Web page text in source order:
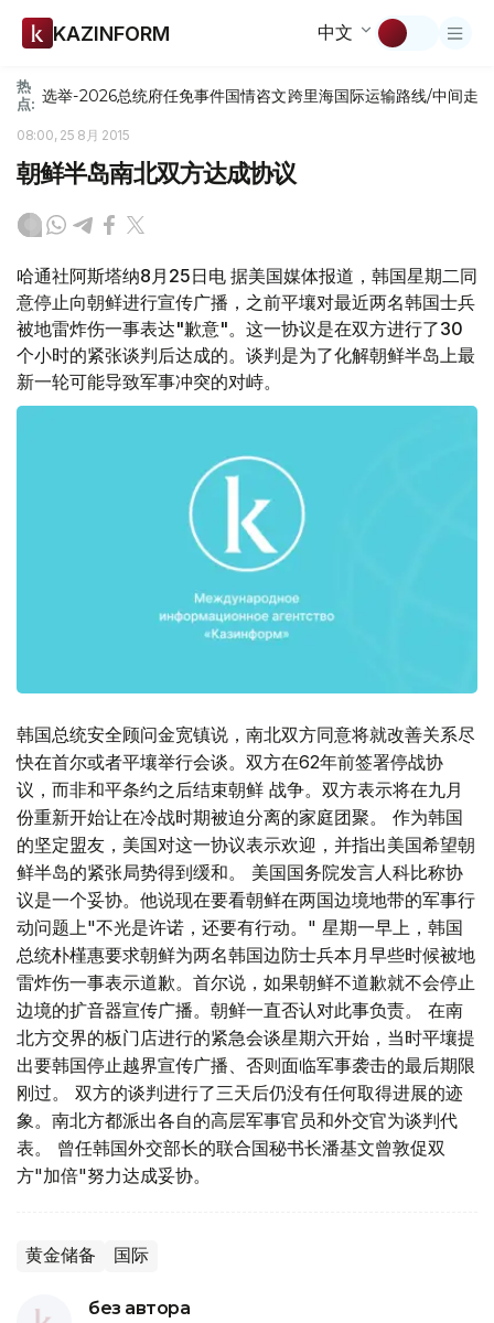
KAZINFORM 中文
热
点: 选举-2026总统府任免事件国情咨文跨里海国际运输路线/中间走廊
08:00, 25 8月 2015
朝鲜半岛南北双方达成协议
哈通社阿斯塔纳8月25日电 据美国媒体报道，韩国星期二同
意停止向朝鲜进行宣传广播，之前平壤对最近两名韩国士兵
被地雷炸伤一事表达"歉意"。这一协议是在双方进行了30
个小时的紧张谈判后达成的。谈判是为了化解朝鲜半岛上最
新一轮可能导致军事冲突的对峙。
韩国总统安全顾问金宽镇说，南北双方同意将就改善关系尽
快在首尔或者平壤举行会谈。双方在62年前签署停战协
议，而非和平条约之后结束朝鲜 战争。双方表示将在九月
份重新开始让在冷战时期被迫分离的家庭团聚。 作为韩国
的坚定盟友，美国对这一协议表示欢迎，并指出美国希望朝
鲜半岛的紧张局势得到缓和。 美国国务院发言人科比称协
议是一个妥协。他说现在要看朝鲜在两国边境地带的军事行
动问题上"不光是许诺，还要有行动。" 星期一早上，韩国
总统朴槿惠要求朝鲜为两名韩国边防士兵本月早些时候被地
雷炸伤一事表示道歉。首尔说，如果朝鲜不道歉就不会停止
边境的扩音器宣传广播。朝鲜一直否认对此事负责。 在南
北方交界的板门店进行的紧急会谈星期六开始，当时平壤提
出要韩国停止越界宣传广播、否则面临军事袭击的最后期限
刚过。 双方的谈判进行了三天后仍没有任何取得进展的迹
象。南北方都派出各自的高层军事官员和外交官为谈判代
表。 曾任韩国外交部长的联合国秘书长潘基文曾敦促双
方"加倍"努力达成妥协。
黄金储备 国际
без автора